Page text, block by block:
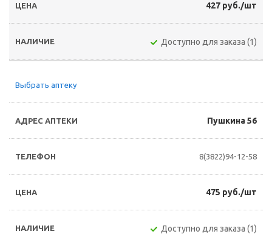
427 руб./шт
Доступно для заказа (1)
Выбрать аптеку
Пушкина 56
8(3822)94-12-58
475 руб./шт
Доступно для заказа (1)